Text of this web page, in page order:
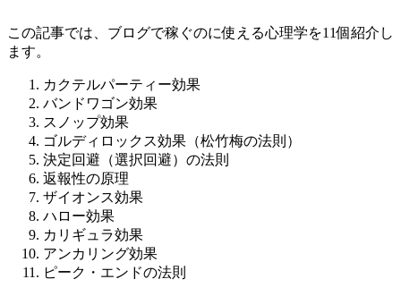
この記事では、ブログで稼ぐのに使える心理学を11個紹介し
ます。
カクテルパーティー効果
バンドワゴン効果
スノップ効果
ゴルディロックス効果（松竹梅の法則）
決定回避（選択回避）の法則
返報性の原理
ザイオンス効果
ハロー効果
カリギュラ効果
アンカリング効果
ピーク・エンドの法則